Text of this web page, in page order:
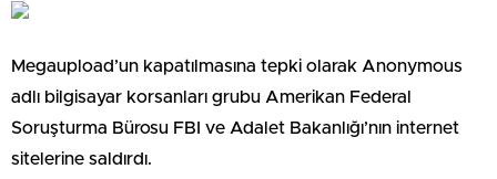
Megaupload’un kapatılmasına tepki olarak Anonymous
adlı bilgisayar korsanları grubu Amerikan Federal
Soruşturma Bürosu FBI ve Adalet Bakanlığı’nın internet
sitelerine saldırdı.